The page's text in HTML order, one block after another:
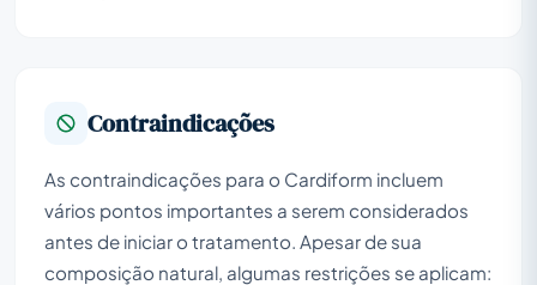
Contraindicações
As contraindicações para o Cardiform incluem
vários pontos importantes a serem considerados
antes de iniciar o tratamento. Apesar de sua
composição natural, algumas restrições se aplicam: